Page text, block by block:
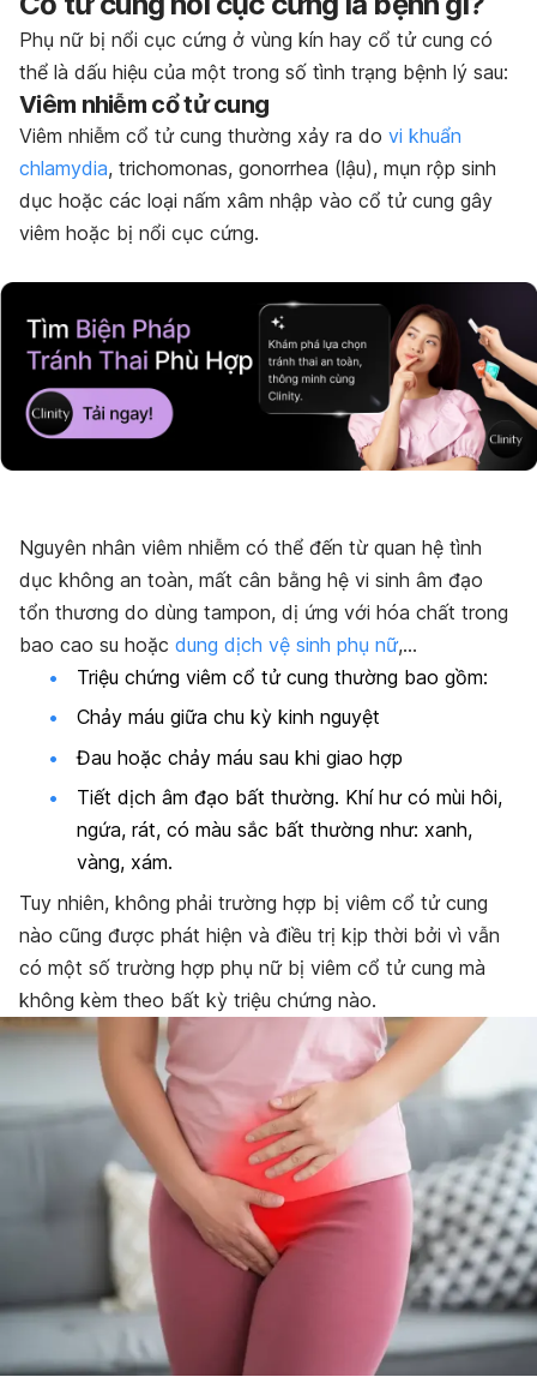
Phụ nữ bị nổi cục cứng ở vùng kín hay cổ tử cung có
thể là dấu hiệu của một trong số tình trạng bệnh lý sau:
Viêm nhiễm cổ tử cung
Viêm nhiễm cổ tử cung thường xảy ra do vi khuẩn
chlamydia, trichomonas, gonorrhea (lậu), mụn rộp sinh
dục hoặc các loại nấm xâm nhập vào cổ tử cung gây
viêm hoặc bị nổi cục cứng.
Nguyên nhân viêm nhiễm có thể đến từ quan hệ tình
dục không an toàn, mất cân bằng hệ vi sinh âm đạo
tổn thương do dùng tampon, dị ứng với hóa chất trong
bao cao su hoặc dung dịch vệ sinh phụ nữ,…
Triệu chứng viêm cổ tử cung thường bao gồm:
Chảy máu giữa chu kỳ kinh nguyệt
Đau hoặc chảy máu sau khi giao hợp
Tiết dịch âm đạo bất thường. Khí hư có mùi hôi,
ngứa, rát, có màu sắc bất thường như: xanh,
vàng, xám.
Tuy nhiên, không phải trường hợp bị viêm cổ tử cung
nào cũng được phát hiện và điều trị kịp thời bởi vì vẫn
có một số trường hợp phụ nữ bị viêm cổ tử cung mà
không kèm theo bất kỳ triệu chứng nào.